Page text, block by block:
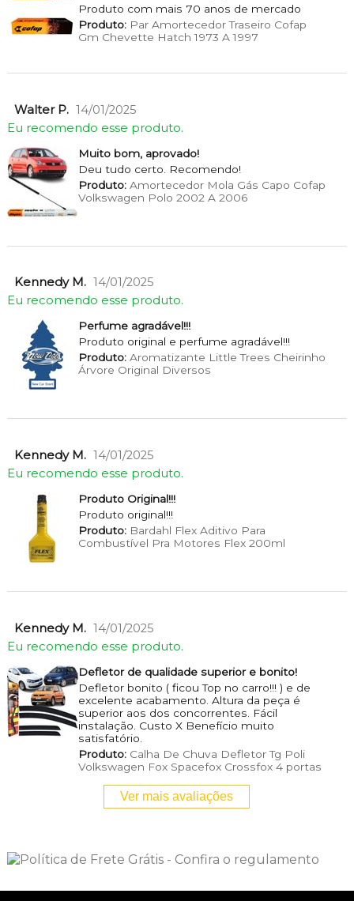
Produto com mais 70 anos de mercado
Produto:Par Amortecedor Traseiro Cofap
Gm Chevette Hatch 1973 A 1997
Walter P. 14/01/2025
Eu recomendo esse produto.
Muito bom, aprovado!
Deu tudo certo. Recomendo!
Produto:Amortecedor Mola Gás Capo Cofap
Volkswagen Polo 2002 A 2006
Kennedy M. 14/01/2025
Eu recomendo esse produto.
Perfume agradável!!!
Produto original e perfume agradável!!!
Produto:Aromatizante Little Trees Cheirinho
Árvore Original Diversos
Kennedy M. 14/01/2025
Eu recomendo esse produto.
Produto Original!!!
Produto original!!!
Produto:Bardahl Flex Aditivo Para
Combustível Pra Motores Flex 200ml
Kennedy M. 14/01/2025
Eu recomendo esse produto.
Defletor de qualidade superior e bonito!
Defletor bonito ( ficou Top no carro!!! ) e de
excelente acabamento. Altura da peça é
superior aos dos concorrentes. Fácil
instalação. Custo X Benefício muito
satisfatório.
Produto:Calha De Chuva Defletor Tg Poli
Volkswagen Fox Spacefox Crossfox 4 portas
Ver mais avaliações